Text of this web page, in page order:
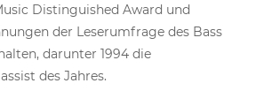
Distinguished Award und
der Leserumfrage des Bass
darunter 1994 die
des Jahres.